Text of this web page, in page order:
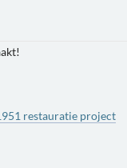
restauratie project